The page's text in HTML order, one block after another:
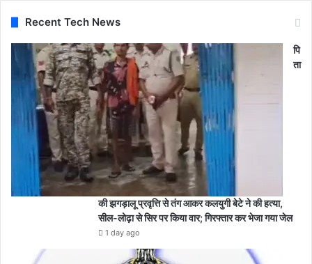
Recent Tech News
पि
ता
की झगड़ालू प्रवृत्ति से तंग आकर कलयुगी बेटे ने की हत्या,
सील-लोढ़ा से सिर पर किया वार; गिरफ्तार कर भेजा गया जेल
1 day ago